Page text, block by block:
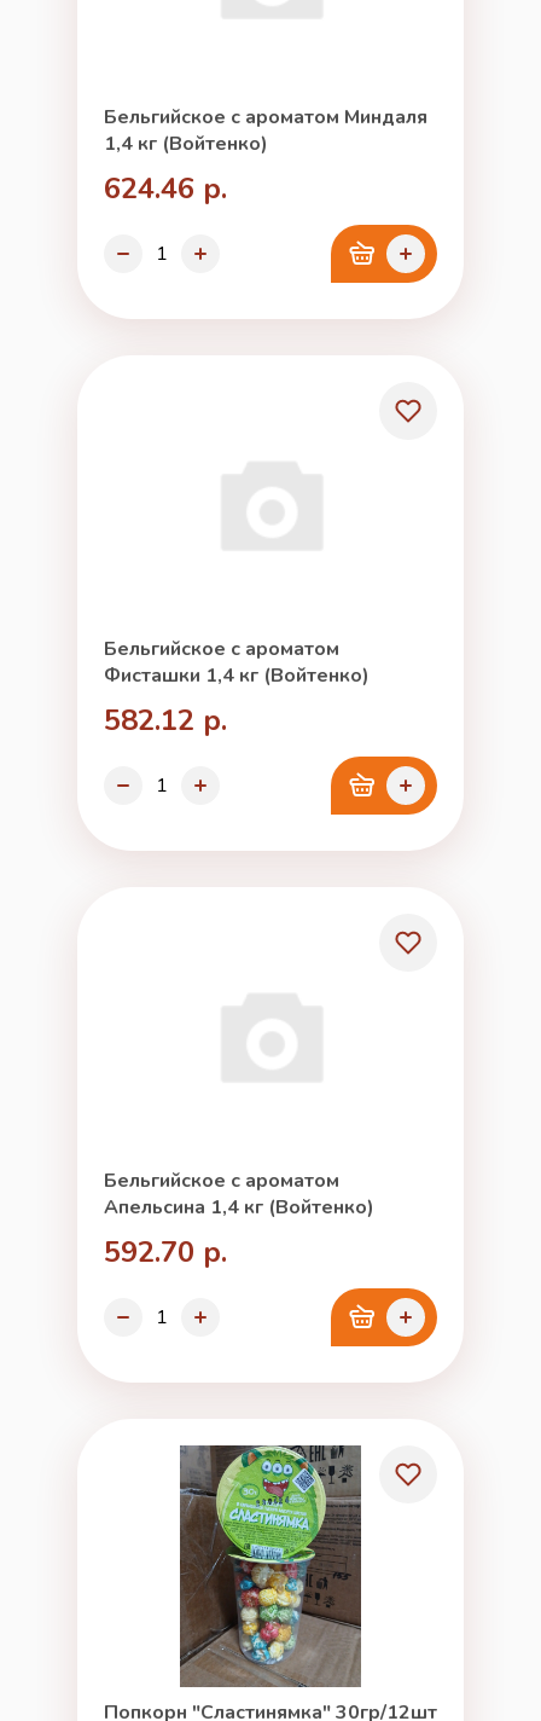
Бельгийское с ароматом Миндаля
1,4 кг (Войтенко)
624.46 р.
Бельгийское с ароматом
Фисташки 1,4 кг (Войтенко)
582.12 р.
Бельгийское с ароматом
Апельсина 1,4 кг (Войтенко)
592.70 р.
Попкорн "Сластинямка" 30гр/12шт